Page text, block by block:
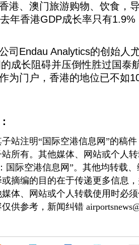
港、澳门旅游购物、饮食，
年香港GDP成长率只有
Endau Analytics的创始人
成长阻碍并压倒性胜过国泰
为门户，香港的地位已不如
注明“国际空港信息网”的稿件
所有。其他媒体、网站或个人
国际空港信息网”。其他均转载
摘编的目的在于传递更多信息
体、网站或个人转载使用时必
供参考，新闻纠错